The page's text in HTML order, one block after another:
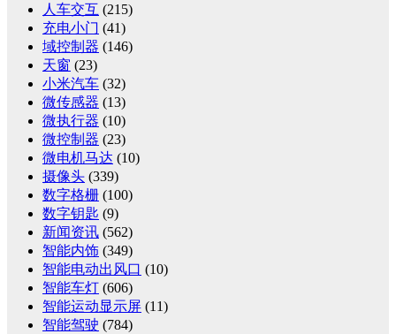
人车交互 (215)
充电小门 (41)
域控制器 (146)
天窗 (23)
小米汽车 (32)
微传感器 (13)
微执行器 (10)
微控制器 (23)
微电机马达 (10)
摄像头 (339)
数字格栅 (100)
数字钥匙 (9)
新闻资讯 (562)
智能内饰 (349)
智能电动出风口 (10)
智能车灯 (606)
智能运动显示屏 (11)
智能驾驶 (784)